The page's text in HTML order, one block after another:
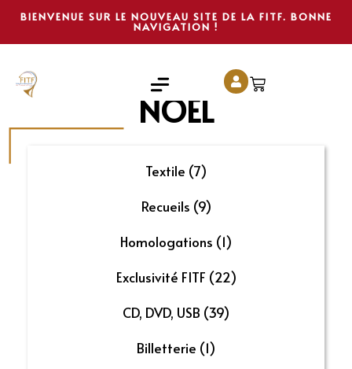
BIENVENUE SUR LE NOUVEAU SITE DE LA FITF. BONNE
NAVIGATION !
NOEL
Textile (7)
Recueils (9)
Homologations (1)
Exclusivité FITF (22)
CD, DVD, USB (39)
Billetterie (1)